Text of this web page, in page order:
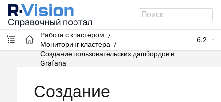
R-Vision VM
Администрирование системы
Работа с кластером
Мониторинг кластера
Создание пользовательских дашбордов в
Grafana
6.2
Создание